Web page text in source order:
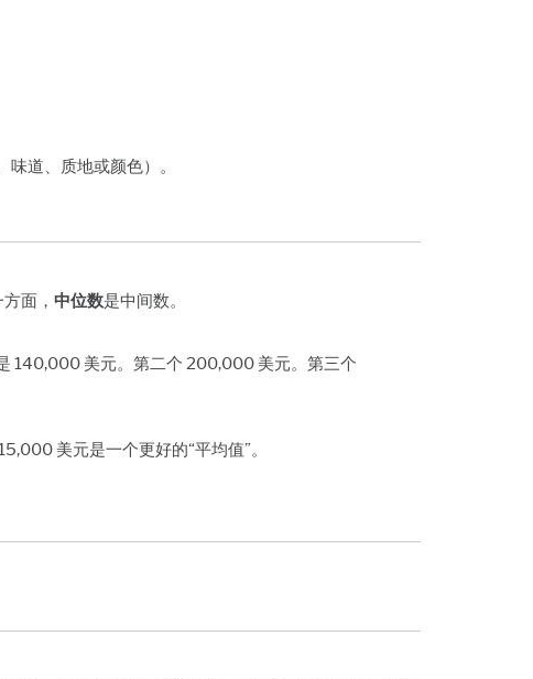
道、质地或颜色）。
面， 中位数是中间数。
140,000 美元。第二个 200,000 美元。第三个
美元是一个更好的“平均值”。